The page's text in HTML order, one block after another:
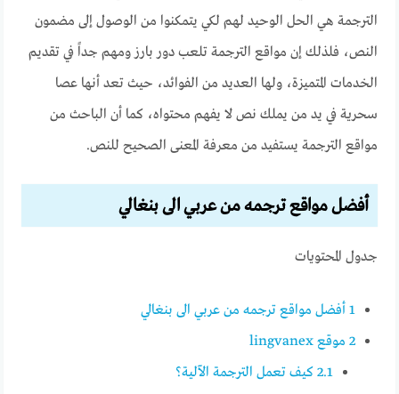
الترجمة هي الحل الوحيد لهم لكي يتمكنوا من الوصول إلى مضمون
النص، فلذلك إن مواقع الترجمة تلعب دور بارز ومهم جداً في تقديم
الخدمات المتميزة، ولها العديد من الفوائد، حيث تعد أنها عصا
سحرية في يد من يملك نص لا يفهم محتواه، كما أن الباحث من
مواقع الترجمة يستفيد من معرفة المعنى الصحيح للنص.
أفضل مواقع ترجمه من عربي الى بنغالي
جدول المحتويات
1 أفضل مواقع ترجمه من عربي الى بنغالي
2 موقع lingvanex
2.1 كيف تعمل الترجمة الآلية؟